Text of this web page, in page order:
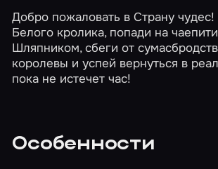
Добро пожаловать в Страну
Белого кролика, попади на
Шляпником, сбеги от
королевы и успей вернуться в
пока не истечет час!
Особенности